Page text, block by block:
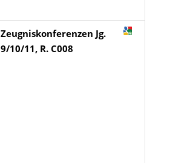
Zeugniskonferenzen Jg.
9/10/11, R. C008